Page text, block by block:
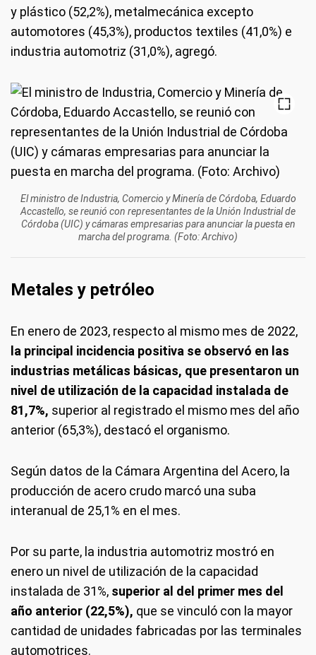
y plástico (52,2%), metalmecánica excepto
automotores (45,3%), productos textiles (41,0%) e
industria automotriz (31,0%), agregó.
El ministro de Industria, Comercio y Minería de Córdoba, Eduardo
Accastello, se reunió con representantes de la Unión Industrial de
Córdoba (UIC) y cámaras empresarias para anunciar la puesta en
marcha del programa. (Foto: Archivo)
Metales y petróleo
En enero de 2023, respecto al mismo mes de 2022,
la principal incidencia positiva se observó en las
industrias metálicas básicas, que presentaron un
nivel de utilización de la capacidad instalada de
81,7%, superior al registrado el mismo mes del año
anterior (65,3%), destacó el organismo.
Según datos de la Cámara Argentina del Acero, la
producción de acero crudo marcó una suba
interanual de 25,1% en el mes.
Por su parte, la industria automotriz mostró en
enero un nivel de utilización de la capacidad
instalada de 31%, superior al del primer mes del
año anterior (22,5%), que se vinculó con la mayor
cantidad de unidades fabricadas por las terminales
automotrices.